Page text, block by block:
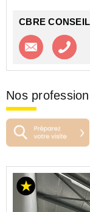
CBRE
Contacter
Nos